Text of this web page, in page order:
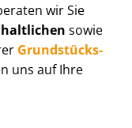
wir Sie
sowie
Grund­stücks­
uns auf Ihre